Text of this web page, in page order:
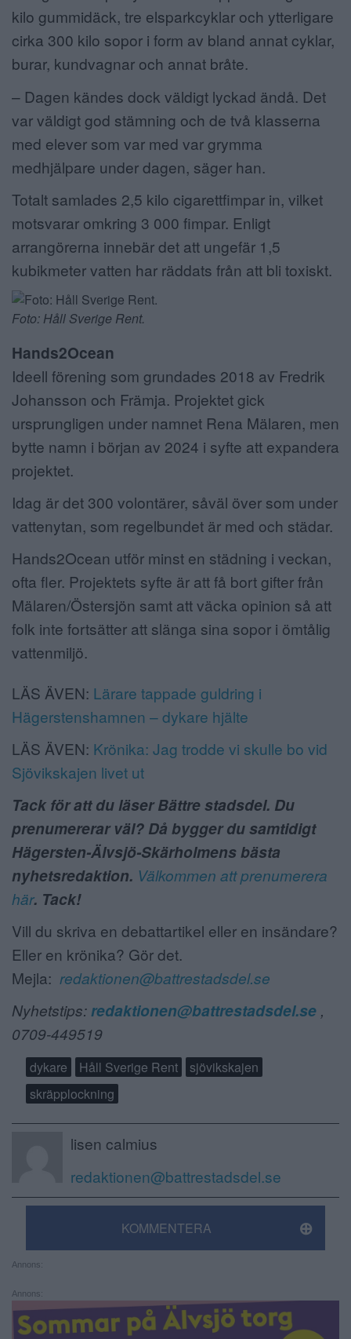
kilo gummidäck, tre elsparkcyklar och ytterligare
cirka 300 kilo sopor i form av bland annat cyklar,
burar, kundvagnar och annat bråte.
– Dagen kändes dock väldigt lyckad ändå. Det
var väldigt god stämning och de två klasserna
med elever som var med var grymma
medhjälpare under dagen, säger han.
Totalt samlades 2,5 kilo cigarettfimpar in, vilket
motsvarar omkring 3 000 fimpar. Enligt
arrangörerna innebär det att ungefär 1,5
kubikmeter vatten har räddats från att bli toxiskt.
Foto: Håll Sverige Rent.
Hands2Ocean
Ideell förening som grundades 2018 av Fredrik
Johansson och Främja. Projektet gick
ursprungligen under namnet Rena Mälaren, men
bytte namn i början av 2024 i syfte att expandera
projektet.
Idag är det 300 volontärer, såväl över som under
vattenytan, som regelbundet är med och städar.
Hands2Ocean utför minst en städning i veckan,
ofta fler. Projektets syfte är att få bort gifter från
Mälaren/Östersjön samt att väcka opinion så att
folk inte fortsätter att slänga sina sopor i ömtålig
vattenmiljö.
LÄS ÄVEN: Lärare tappade guldring i
Hägerstenshamnen – dykare hjälte
LÄS ÄVEN: Krönika: Jag trodde vi skulle bo vid
Sjövikskajen livet ut
Tack för att du läser Bättre stadsdel. Du
prenumererar väl? Då bygger du samtidigt
Hägersten-Älvsjö-Skärholmens bästa
nyhetsredaktion. Välkommen att prenumerera
här. Tack!
Vill du skriva en debattartikel eller en insändare?
Eller en krönika? Gör det.
Mejla: redaktionen@battrestadsdel.se
Nyhetstips:redaktionen@battrestadsdel.se ,
0709-449519
dykare Håll Sverige Rent
sjövikskajen
skräpplockning
lisen calmius
redaktionen@battrestadsdel.se
KOMMENTERA
Annons:
Annons: